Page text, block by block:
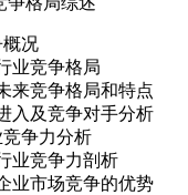
况
竞争格局
争格局和特点
竞争对手分析
争力分析
争力剖析
场竞争的优势